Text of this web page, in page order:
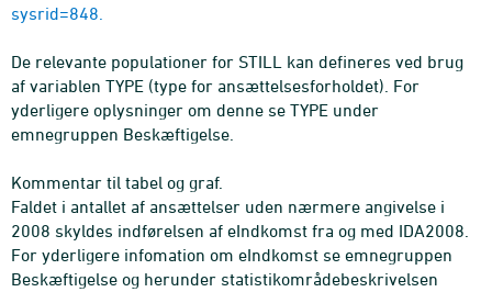
sysrid=848.
De relevante populationer for STILL kan defineres ved brug
af variablen TYPE (type for ansættelsesforholdet). For
yderligere oplysninger om denne se TYPE under
emnegruppen Beskæftigelse.
Kommentar til tabel og graf.
Faldet i antallet af ansættelser uden nærmere angivelse i
2008 skyldes indførelsen af eIndkomst fra og med IDA2008.
For yderligere infomation om eIndkomst se emnegruppen
Beskæftigelse og herunder statistikområdebeskrivelsen